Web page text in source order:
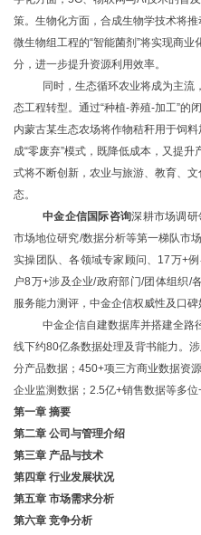
策。生物化方面，合成生物学技术将
微生物组工程的“智能菌剂”将实现商
分，进一步提升资源利用效率。
同时， 生态循环农业将成为主流
态工程转型。通过“种植-养殖-加工”的
内蒙古某生态农场将作物秸秆用于饲
成“零废弃”模式，既降低成本，又提
式将不断创新，农业与旅游、教育、
态。
中金企信国际咨询深耕市场调研
市场地位研究/数据分析等第一梯队市
实操团队、各领域专家顾问、 17万+
户8万+涉及企业/政府部门/团体组织/
服务能力测评，中金企信权威性及口碑
中金企信自建数据库并搭建全路
线下约80亿条数据处理及背书能力。
分产品数据；450+项三方商业数据资
企业监测数据；2.5亿+销售数据等多位
第一章 摘要
第二章 公司与管理介绍
第三章 产品与技术
第四章 行业发展状况
第五章 市场需求分析
第六章 竞争分析